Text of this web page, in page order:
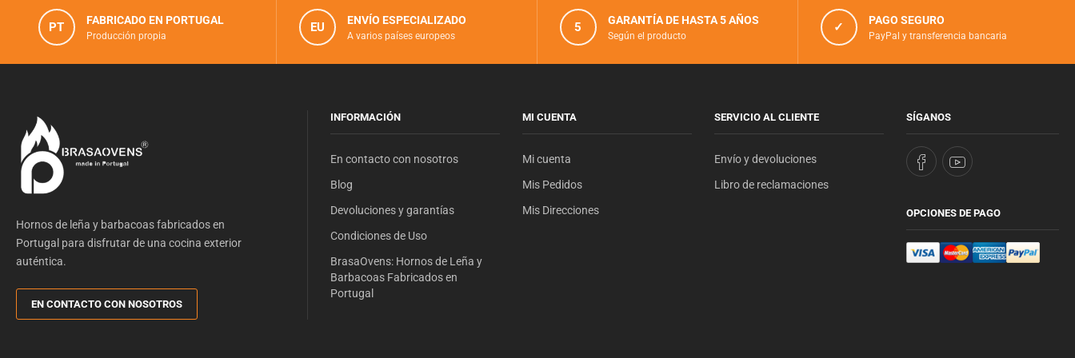
PT FABRICADO EN PORTUGAL
Producción propia
EU ENVÍO ESPECIALIZADO
A varios países europeos
5 GARANTÍA DE HASTA 5 AÑOS
Según el producto
✓ PAGO SEGURO
PayPal y transferencia bancaria
Hornos de leña y barbacoas fabricados en
Portugal para disfrutar de una cocina exterior
auténtica.
EN CONTACTO CON NOSOTROS
INFORMACIÓN
En contacto con nosotros
Blog
Devoluciones y garantías
Condiciones de Uso
BrasaOvens: Hornos de Leña y
Barbacoas Fabricados en
Portugal
MI CUENTA
Mi cuenta
Mis Pedidos
Mis Direcciones
SERVICIO AL CLIENTE
Envío y devoluciones
Libro de reclamaciones
SÍGANOS
OPCIONES DE PAGO